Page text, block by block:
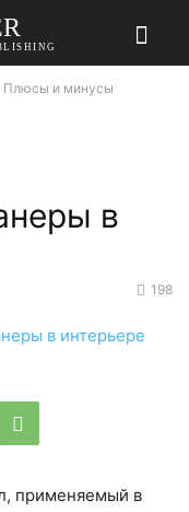
Плюсы и минусы
в
198
применяемый в